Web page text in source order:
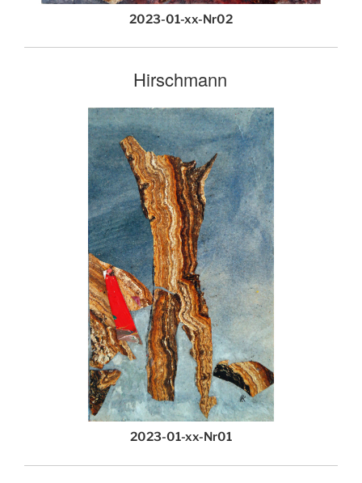
2023-01-xx-Nr02
Hirschmann
2023-01-xx-Nr01